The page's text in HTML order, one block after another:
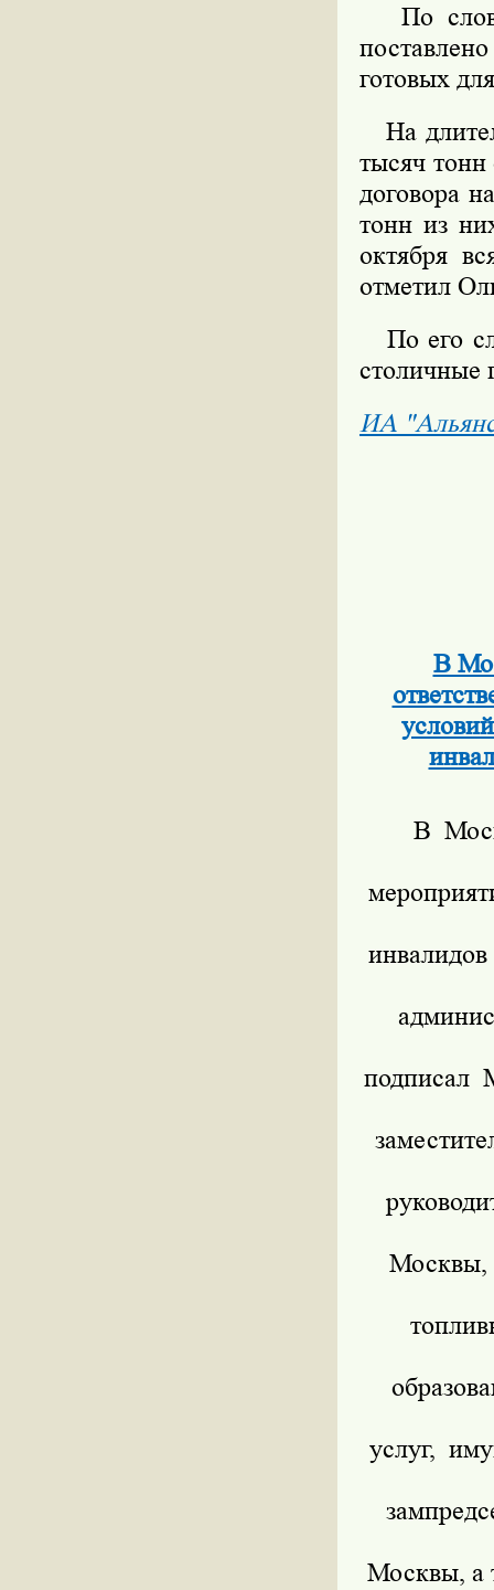
По
готовых
На
тысяч
договора
тонн из
октября
отметил
По его
столичные
ИА
В
В
подписал
услуг,
Москвы, а